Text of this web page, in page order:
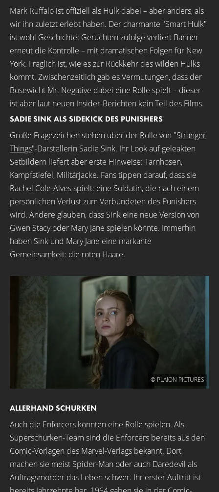
Mark Ruffalo ist offiziell als Hulk dabei – aber anders, als
wir ihn zuletzt erlebt haben. Der charmante "Smart Hulk"
ist wohl Geschichte: Gerüchten zufolge verliert Banner
erneut die Kontrolle – mit dramatischen Folgen für New
York. Fraglich ist, wie es zur Rückkehr des wilden Hulks
kommt. Zwischenzeitlich gab es Vermutungen, dass der
Bösewicht Mr. Negative dabei eine Rolle spielt – dieser
ist aber laut neuen Insider-Berichten kein Teil des Films.
SADIE SINK ALS SIDEKICK DES PUNISHERS
Große Fragezeichen stehen über der Rolle von "Stranger
Things"-Darstellerin Sadie Sink. Ihr Look auf geleakten
Setbildern liefert aber erste Hinweise: Tarnhosen,
Kampfstiefel, Militärjacke. Fans tippen darauf, dass sie
Rachel Cole-Alves spielt: eine Soldatin, die nach einem
persönlichen Verlust zum Verbündeten des Punishers
wird. Andere glauben, dass Sink eine neue Version von
Gwen Stacy oder Mary Jane spielen könnte. Immerhin
haben Sink und Mary Jane eine markante
Gemeinsamkeit: die roten Haare.
© PLAION PICTURES
ALLERHAND SCHURKEN
Auch die Enforcers könnten eine Rolle spielen. Als
Superschurken-Team sind die Enforcers bereits aus den
Comic-Vorlagen des Marvel-Verlags bekannt. Dort
machen sie meist Spider-Man oder auch Daredevil als
Auftragsmörder das Leben schwer. Ihr erster Auftritt ist